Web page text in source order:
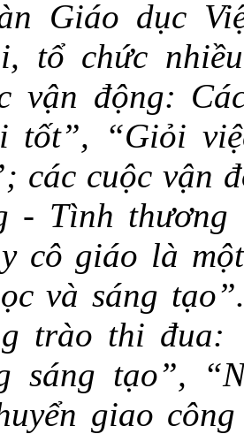
Giáo dục
tổ chức
vận động:
tốt”, “Giỏi
các cuộc vận
- Tình thương
cô giáo là
và sáng
trào thi đua:
sáng tạo”,
giao